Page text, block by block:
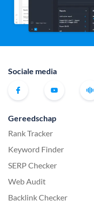
Sociale media
Gereedschap
Rank Tracker
Keyword Finder
SERP Checker
Web Audit
Backlink Checker